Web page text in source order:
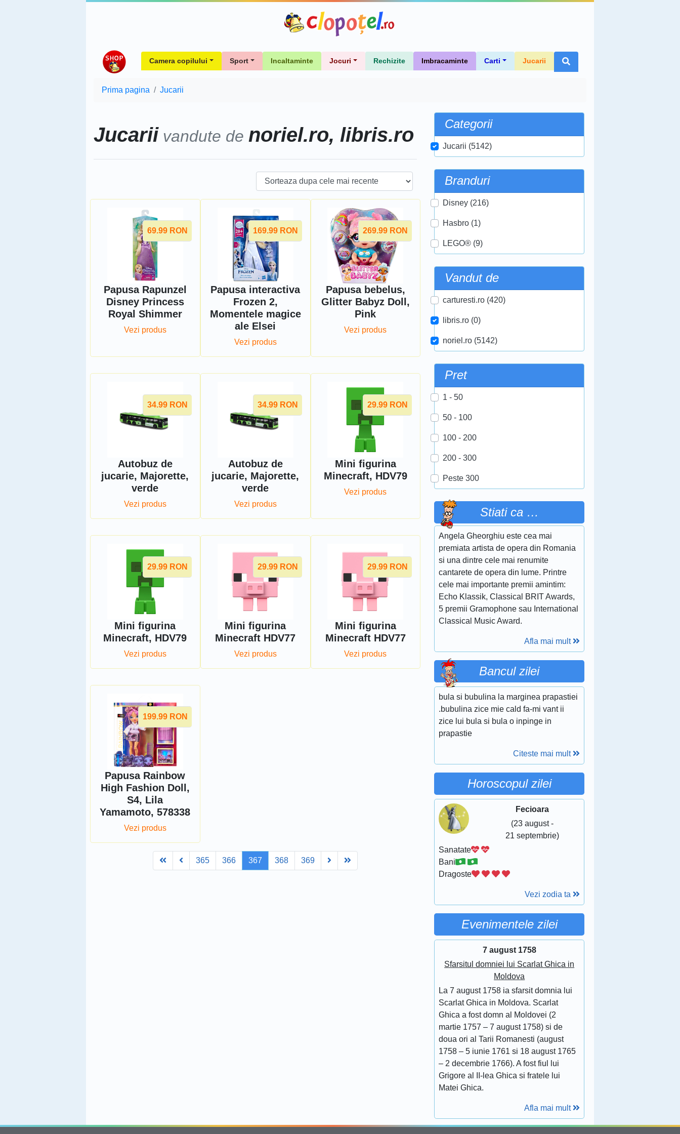
Camera copilului Sport Incaltaminte Jocuri Rechizite Imbracaminte Carti Jucarii
Prima pagina Jucarii
Jucarii vandute de noriel.ro, libris.ro
69.99 RON
Papusa Rapunzel
Disney Princess
Royal Shimmer
Vezi produs
169.99 RON
Papusa interactiva
Frozen 2,
Momentele magice
ale Elsei
Vezi produs
269.99 RON
Papusa bebelus,
Glitter Babyz Doll,
Pink
Vezi produs
34.99 RON
Autobuz de
jucarie, Majorette,
verde
Vezi produs
34.99 RON
Autobuz de
jucarie, Majorette,
verde
Vezi produs
29.99 RON
Mini figurina
Minecraft, HDV79
Vezi produs
29.99 RON
Mini figurina
Minecraft, HDV79
Vezi produs
29.99 RON
Mini figurina
Minecraft HDV77
Vezi produs
29.99 RON
Mini figurina
Minecraft HDV77
Vezi produs
199.99 RON
Papusa Rainbow
High Fashion Doll,
S4, Lila
Yamamoto, 578338
Vezi produs
FirstPrev365 366 367 368 369 Next
Categorii
Jucarii (5142)
Branduri
Disney (216)
Hasbro (1)
LEGO® (9)
Vandut de
carturesti.ro (420)
libris.ro (0)
noriel.ro (5142)
Pret
1 - 50
50 - 100
100 - 200
200 - 300
Peste 300
Stiati ca …
Angela Gheorghiu este cea mai
premiata artista de opera din Romania
si una dintre cele mai renumite
cantarete de opera din lume. Printre
cele mai importante premii amintim:
Echo Klassik, Classical BRIT Awards,
5 premii Gramophone sau International
Classical Music Award.
Afla mai mult
Bancul zilei
bula si bubulina la marginea prapastiei
.bubulina zice mie cald fa-mi vant ii
zice lui bula si bula o inpinge in
prapastie
Citeste mai mult
Horoscopul zilei
Fecioara
(23 august -
21 septembrie)
Sanatate
Bani
Dragoste
Vezi zodia ta
Evenimentele zilei
7 august 1758
Sfarsitul domniei lui Scarlat Ghica in
Moldova
La 7 august 1758 ia sfarsit domnia lui
Scarlat Ghica in Moldova. Scarlat
Ghica a fost domn al Moldovei (2
martie 1757 – 7 august 1758) si de
doua ori al Tarii Romanesti (august
1758 – 5 iunie 1761 si 18 august 1765
– 2 decembrie 1766). A fost fiul lui
Grigore al II-lea Ghica si fratele lui
Matei Ghica.
Afla mai mult